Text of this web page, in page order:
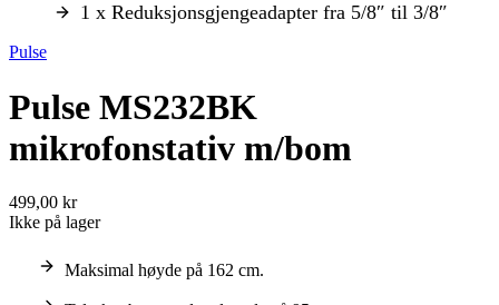
1 x Reduksjonsgjengeadapter fra 5/8″ til 3/8″
Pulse
Pulse MS232BK
mikrofonstativ m/bom
499,00 kr
Ikke på lager
Maksimal høyde på 162 cm.